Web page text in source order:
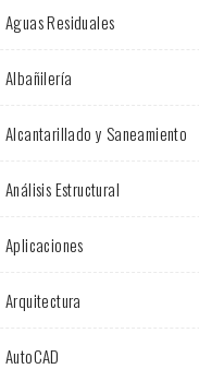
Aguas Residuales
Albañilería
Alcantarillado y Saneamiento
Análisis Estructural
Aplicaciones
Arquitectura
AutoCAD